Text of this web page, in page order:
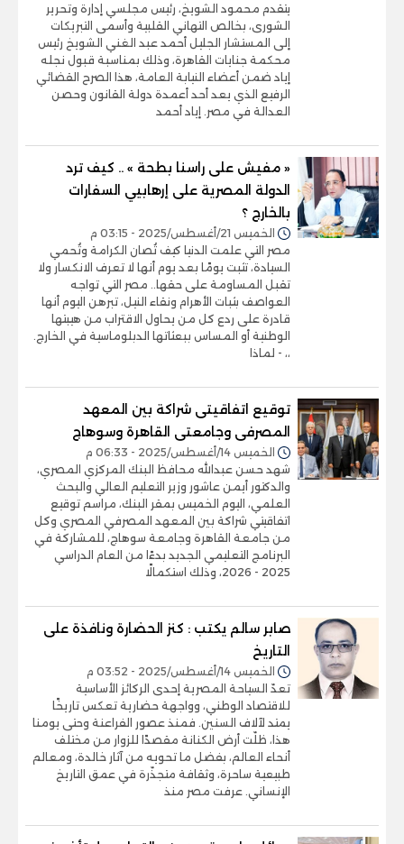
يتقدم محمود الشويخ، رئيس مجلسي إدارة وتحرير
الشورى، بخالص التهاني القلبية وأسمى التبريكات
إلى المستشار الجليل أحمد عبد الغني الشويخ رئيس
محكمة جنايات القاهرة، وذلك بمناسبة قبول نجله
إياد ضمن أعضاء النيابة العامة، هذا الصرح القضائي
الرفيع الذي يعد أحد أعمدة دولة القانون وحصن
العدالة في مصر. إياد أحمد
« مفيش على راسنا بطحة » .. كيف ترد
الدولة المصرية على إرهابيي السفارات
بالخارج ؟
الخميس 21/أغسطس/2025 - 03:15 م
مصر التي علمت الدنيا كيف تُصان الكرامة وتُحمي
السيادة، تثبت يومًا بعد يوم أنها لا تعرف الانكسار ولا
تقبل المساومة على حقها.. مصر التي تواجه
العواصف بثبات الأهرام ونقاء النيل، تبرهن اليوم أنها
قادرة على ردع كل من يحاول الاقتراب من هيبتها
الوطنية أو المساس ببعثاتها الدبلوماسية في الخارج.
،، - لماذا
توقيع اتفاقيتى شراكة بين المعهد
المصرفى وجامعتى القاهرة وسوهاج
الخميس 14/أغسطس/2025 - 06:33 م
شهد حسن عبدالله محافظ البنك المركزي المصري،
والدكتور أيمن عاشور وزير التعليم العالي والبحث
العلمي، اليوم الخميس بمقر البنك، مراسم توقيع
اتفاقيتي شراكة بين المعهد المصرفي المصري وكل
من جامعة القاهرة وجامعة سوهاج، للمشاركة في
البرنامج التعليمي الجديد بدءًا من العام الدراسي
2025 - 2026، وذلك استكمالًا
صابر سالم يكتب : كنز الحضارة ونافذة على
التاريخ
الخميس 14/أغسطس/2025 - 03:52 م
تعدّ السياحة المصرية إحدى الركائز الأساسية
للاقتصاد الوطني، وواجهة حضارية تعكس تاريخًا
يمتد لآلاف السنين. فمنذ عصور الفراعنة وحتى يومنا
هذا، ظلّت أرض الكنانة مقصدًا للزوار من مختلف
أنحاء العالم، بفضل ما تحويه من آثار خالدة، ومعالم
طبيعية ساحرة، وثقافة متجذّرة في عمق التاريخ
الإنساني. عرفت مصر منذ